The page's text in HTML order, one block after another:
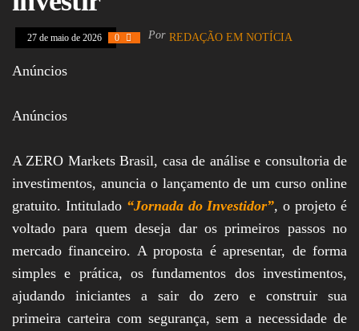
Senado, São Paulo,
Receitas, Chef, RH,
Empreendedorismo,
Negócios,
Oportunidades,
27 de maio de 2026 0 Por REDAÇÃO EM NOTÍCIA
Anúncios
Anúncios
A ZERO Markets Brasil, casa de análise e consultoria de
investimentos, anuncia o lançamento de um curso online
gratuito. Intitulado “Jornada do Investidor”, o projeto é
voltado para quem deseja dar os primeiros passos no
mercado financeiro. A proposta é apresentar, de forma
simples e prática, os fundamentos dos investimentos,
ajudando iniciantes a sair do zero e construir sua
primeira carteira com segurança, sem a necessidade de